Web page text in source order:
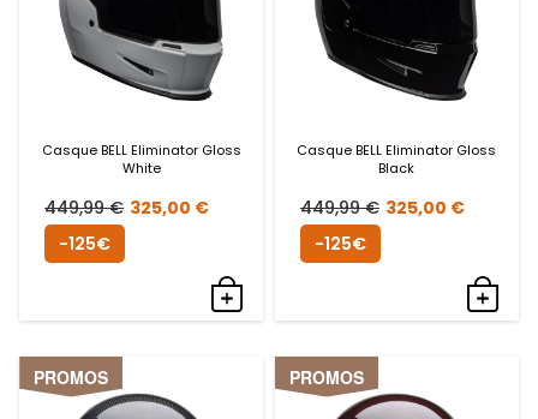
Casque BELL Eliminator Gloss
White
449,99€ Le
325,00 €Le
actuel
est :
-125€
Casque BELL Eliminator Gloss
Black
449,99€ Le
325,00 €Le
est :
-125€
PROMOS PROMOS